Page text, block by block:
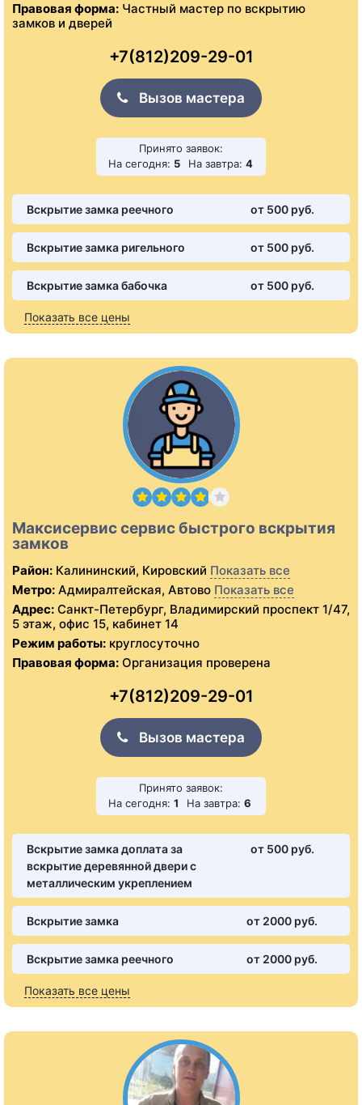
Правовая форма: Частный мастер по вскрытию
замков и дверей
+7(812)209-29-01
Вызов мастера
Принято заявок:
На сегодня: 5 На завтра: 4
Вскрытие замка реечного от 500 pуб.
Вскрытие замка ригельного от 500 pуб.
Вскрытие замка бабочка от 500 pуб.
Показать все цены
Максисервис сервис быстрого вскрытия
замков
Район: Калининский, Кировский Показать все
Метро: Адмиралтейская, Автово Показать все
Адрес: Санкт-Петербург, Владимирский проспект 1/47,
5 этаж, офис 15, кабинет 14
Режим работы: круглосуточно
Правовая форма: Организация проверена
+7(812)209-29-01
Вызов мастера
Принято заявок:
На сегодня: 1 На завтра: 6
Вскрытие замка доплата за
вскрытие деревянной двери с
металлическим укреплением
от 500 pуб.
Вскрытие замка от 2000 pуб.
Вскрытие замка реечного от 2000 pуб.
Показать все цены